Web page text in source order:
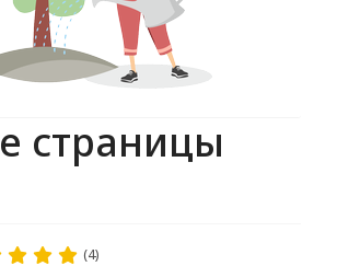
страницы
(4)